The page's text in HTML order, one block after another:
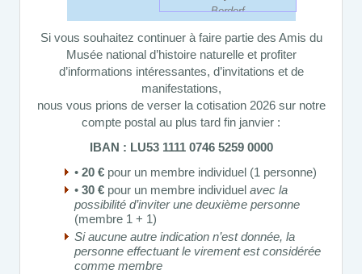
Berdorf
Si vous souhaitez continuer à faire partie des Amis du
Musée national d’histoire naturelle et profiter
d’informations intéressantes, d’invitations et de
manifestations,
nous vous prions de verser la cotisation 2026 sur notre
compte postal au plus tard fin janvier :
IBAN : LU53 1111 0746 5259 0000
• 20 € pour un membre individuel (1 personne)
• 30 € pour un membre individuel avec la
possibilité d’inviter une deuxième personne
(membre 1 + 1)
Si aucune autre indication n’est donnée, la
personne effectuant le virement est considérée
comme membre